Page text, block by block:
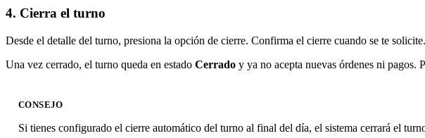
4. Cierra el turno
Desde el detalle del turno, presiona la opción de cierre. Confirma el cierre cuando se te solicite.
Una vez cerrado, el turno queda en estado Cerrado y ya no acepta nuevas órdenes ni pagos.
CONSEJO
Si tienes configurado el cierre automático del turno al final del día, el sistema cerrará el